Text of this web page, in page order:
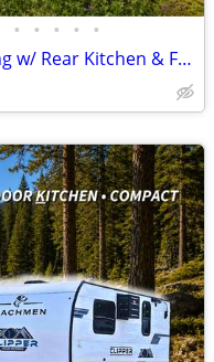
• • • • •
2026 Colt 22MDS, Spacious Living w/ Rear Kitchen & Full Bath